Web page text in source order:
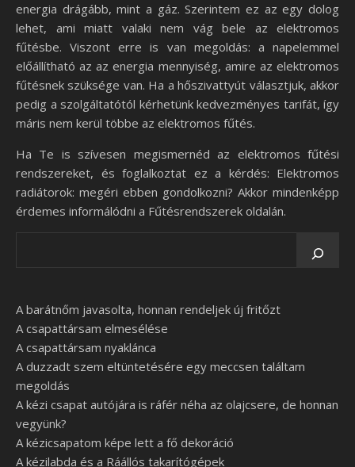
energia drágább, mint a gáz. Szerintem ez az egy dolog
lehet, ami miatt valaki nem vág bele az elektromos
fűtésbe. Viszont erre is van megoldás: a napelemmel
előállítható az az energia mennyiség, amire az elektromos
fűtésnek szüksége van. Ha a hőszivattyút választjuk, akkor
pedig a szolgáltatótól kérhetünk kedvezményes tarifát, így
máris nem kerül többe az elektromos fűtés.
Ha Te is szívesen megismernéd az elektromos fűtési
rendszereket, és foglalkoztat ez a kérdés: Elektromos
radiátorok: megéri ebben gondolkozni? Akkor mindenképp
érdemes informálódni a Fűtésrendszerek oldalán.
A barátnőm javasolta, honnan rendeljek új fritőzt
A csapattársam elmesélése
A csapattársam nyaklánca
A duzzadt szem eltüntetésére egy meccsen találtam
megoldás
A kézi csapat autójára is ráfér néha az olajcsere, de honnan
vegyünk?
A kézicsapatom képe lett a fő dekoráció
A kézilabda és a Ráállós takarítógépek